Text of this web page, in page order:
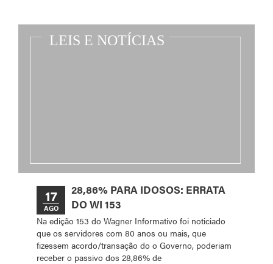
17
AGO
28,86% PARA IDOSOS: ERRATA
DO WI 153
Na edição 153 do Wagner Informativo foi noticiado
que os servidores com 80 anos ou mais, que
fizessem acordo/transação do o Governo, poderiam
receber o passivo dos 28,86% de